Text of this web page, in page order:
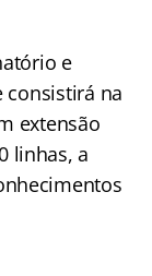
e
consistirá na
extensão
linhas, a